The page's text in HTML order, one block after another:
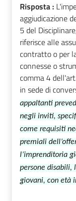
Risposta :
aggiudicazione
5 del
riferisce alle
contratto o per
connesse o
comma 4
in sede di
appaltanti
negli inviti,
come requisiti
premiali
l’imprenditoria
persone disabili,
giovani, con età